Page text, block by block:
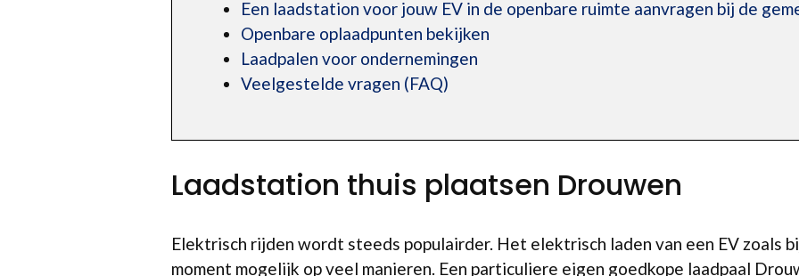
Een laadstation voor jouw EV in de openbare ruimte aanvragen bij de
Openbare oplaadpunten bekijken
Laadpalen voor ondernemingen
Veelgestelde vragen (FAQ)
Laadstation thuis plaatsen Drouwen
Elektrisch rijden wordt steeds populairder. Het elektrisch laden van een EV zoals
moment mogelijk op veel manieren. Een particuliere eigen goedkope laadpaal